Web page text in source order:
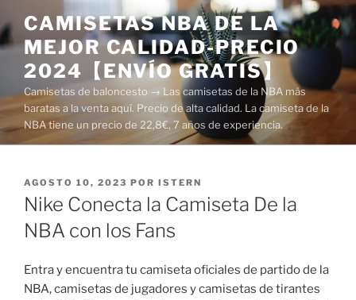
al
contenido
CAMISETAS NBA DE LA
MEJOR CALIDAD-PRECIO
2024【ENVÍO GRATIS】
Camisetas de baloncesto → Las camisetas de la NBA más
baratas a la venta aquí. Precio de alta calidad. La camiseta de la
NBA tiene un precio de 22,8€, 7 años de experiencia.
PUBLICADO
EL
AGOSTO 10, 2023 POR ISTERN
Nike Conecta la Camiseta De la
NBA con los Fans
Entra y encuentra tu camiseta oficiales de partido de la
NBA, camisetas de jugadores y camisetas de tirantes